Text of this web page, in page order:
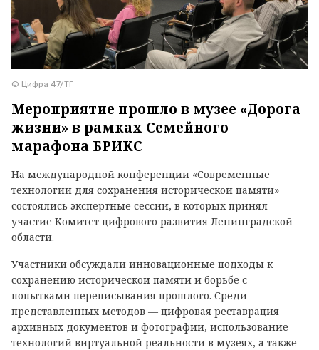
© Цифра 47/ТГ
Мероприятие прошло в музее «Дорога
жизни» в рамках Семейного
марафона БРИКС
На международной конференции «Современные
технологии для сохранения исторической памяти»
состоялись экспертные сессии, в которых принял
участие Комитет цифрового развития Ленинградской
области.
Участники обсуждали инновационные подходы к
сохранению исторической памяти и борьбе с
попытками переписывания прошлого. Среди
представленных методов — цифровая реставрация
архивных документов и фотографий, использование
технологий виртуальной реальности в музеях, а также